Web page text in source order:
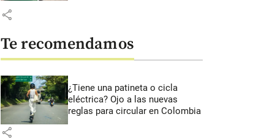
share
Te recomendamos
¿Tiene una patineta o cicla
eléctrica? Ojo a las nuevas
reglas para circular en Colombia
share